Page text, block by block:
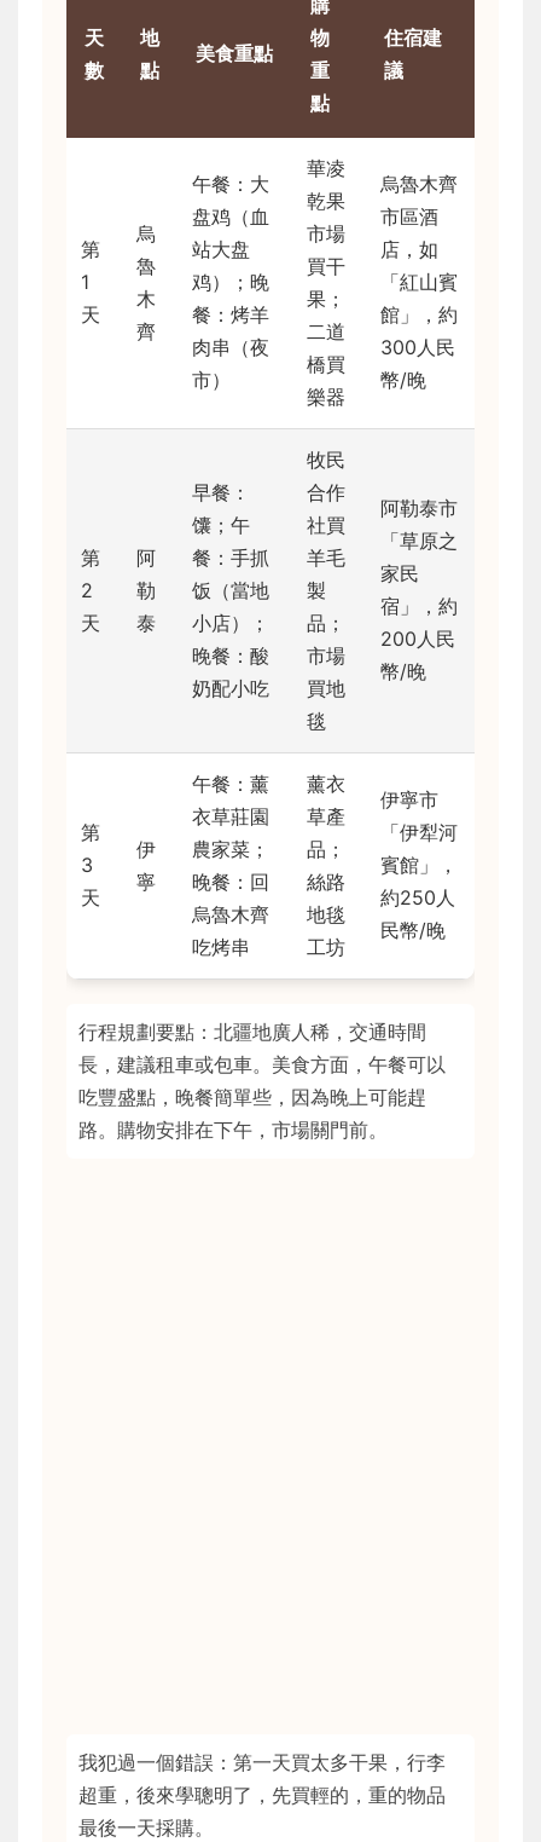
天
數
地
點
美食重點
購
物
重
點
住宿建
議
第
1
天
烏
魯
木
齊
午餐：大
盘鸡（血
站大盘
鸡）；晚
餐：烤羊
肉串（夜
市）
華凌
乾果
市場
買干
果；
二道
橋買
樂器
烏魯木齊
市區酒
店，如
「紅山賓
館」，約
300人民
幣/晚
第
2
天
阿
勒
泰
早餐：
馕；午
餐：手抓
饭（當地
小店）；
晚餐：酸
奶配小吃
牧民
合作
社買
羊毛
製
品；
市場
買地
毯
阿勒泰市
「草原之
家民
宿」，約
200人民
幣/晚
第
3
天
伊
寧
午餐：薰
衣草莊園
農家菜；
晚餐：回
烏魯木齊
吃烤串
薰衣
草產
品；
絲路
地毯
工坊
伊寧市
「伊犁河
賓館」，
約250人
民幣/晚
行程規劃要點：北疆地廣人稀，交通時間
長，建議租車或包車。美食方面，午餐可以
吃豐盛點，晚餐簡單些，因為晚上可能趕
路。購物安排在下午，市場關門前。
我犯過一個錯誤：第一天買太多干果，行李
超重，後來學聰明了，先買輕的，重的物品
最後一天採購。